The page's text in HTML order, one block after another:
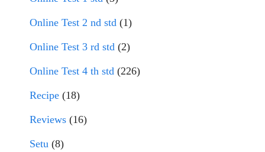
Online Test 2 nd std (1)
Online Test 3 rd std (2)
Online Test 4 th std (226)
Recipe (18)
Reviews (16)
Setu (8)